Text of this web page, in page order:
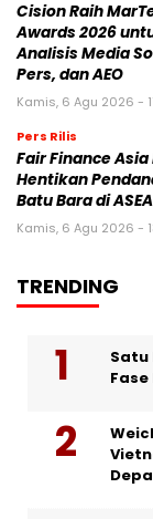
Cision Raih
Awards 2026
Analisis Media
Pers, dan AEO
Kamis, 6 Agu 2026 -
Pers Rilis
Fair Finance
Hentikan
Batu Bara di
Kamis, 6 Agu 2026 -
TRENDING
Satu